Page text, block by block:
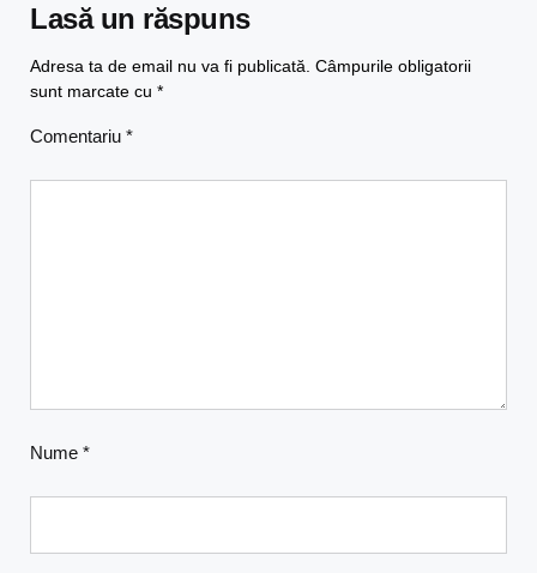
Lasă un răspuns
Adresa ta de email nu va fi publicată. Câmpurile obligatorii
sunt marcate cu *
Comentariu *
Nume *